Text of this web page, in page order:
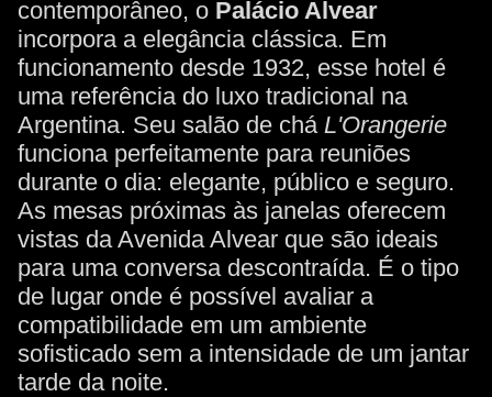
contemporâneo, o Palácio Alvear
incorpora a elegância clássica. Em
funcionamento desde 1932, esse hotel é
uma referência do luxo tradicional na
Argentina. Seu salão de chá L'Orangerie
funciona perfeitamente para reuniões
durante o dia: elegante, público e seguro.
As mesas próximas às janelas oferecem
vistas da Avenida Alvear que são ideais
para uma conversa descontraída. É o tipo
de lugar onde é possível avaliar a
compatibilidade em um ambiente
sofisticado sem a intensidade de um jantar
tarde da noite.